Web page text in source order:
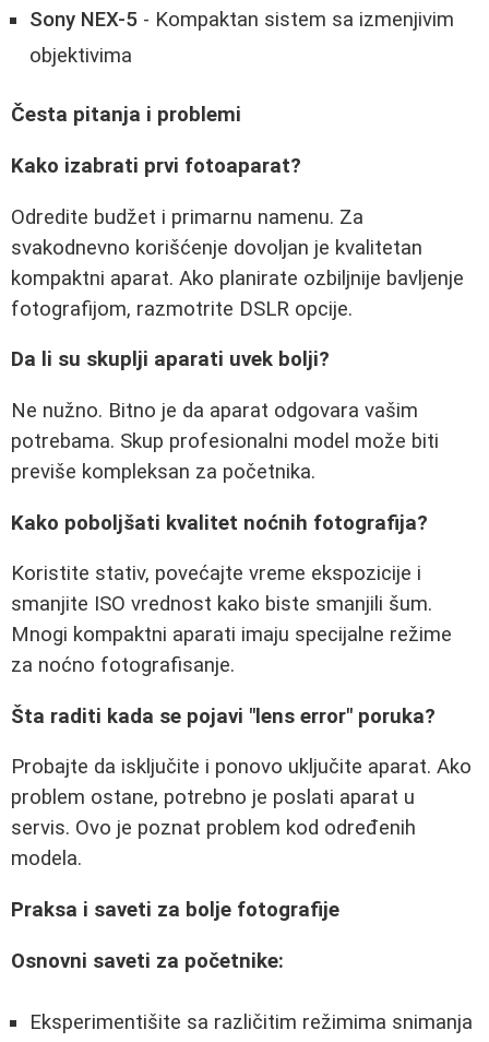
Sony NEX-5 - Kompaktan sistem sa izmenjivim
objektivima
Česta pitanja i problemi
Kako izabrati prvi fotoaparat?
Odredite budžet i primarnu namenu. Za
svakodnevno korišćenje dovoljan je kvalitetan
kompaktni aparat. Ako planirate ozbiljnije bavljenje
fotografijom, razmotrite DSLR opcije.
Da li su skuplji aparati uvek bolji?
Ne nužno. Bitno je da aparat odgovara vašim
potrebama. Skup profesionalni model može biti
previše kompleksan za početnika.
Kako poboljšati kvalitet noćnih fotografija?
Koristite stativ, povećajte vreme ekspozicije i
smanjite ISO vrednost kako biste smanjili šum.
Mnogi kompaktni aparati imaju specijalne režime
za noćno fotografisanje.
Šta raditi kada se pojavi "lens error" poruka?
Probajte da isključite i ponovo uključite aparat. Ako
problem ostane, potrebno je poslati aparat u
servis. Ovo je poznat problem kod određenih
modela.
Praksa i saveti za bolje fotografije
Osnovni saveti za početnike:
Eksperimentišite sa različitim režimima snimanja